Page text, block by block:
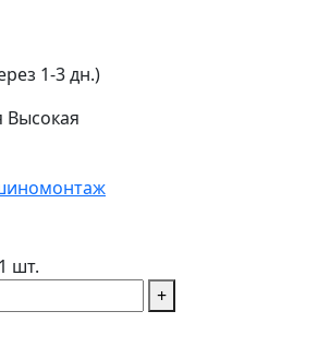
1-3 дн.)
Высокая
шт.
+